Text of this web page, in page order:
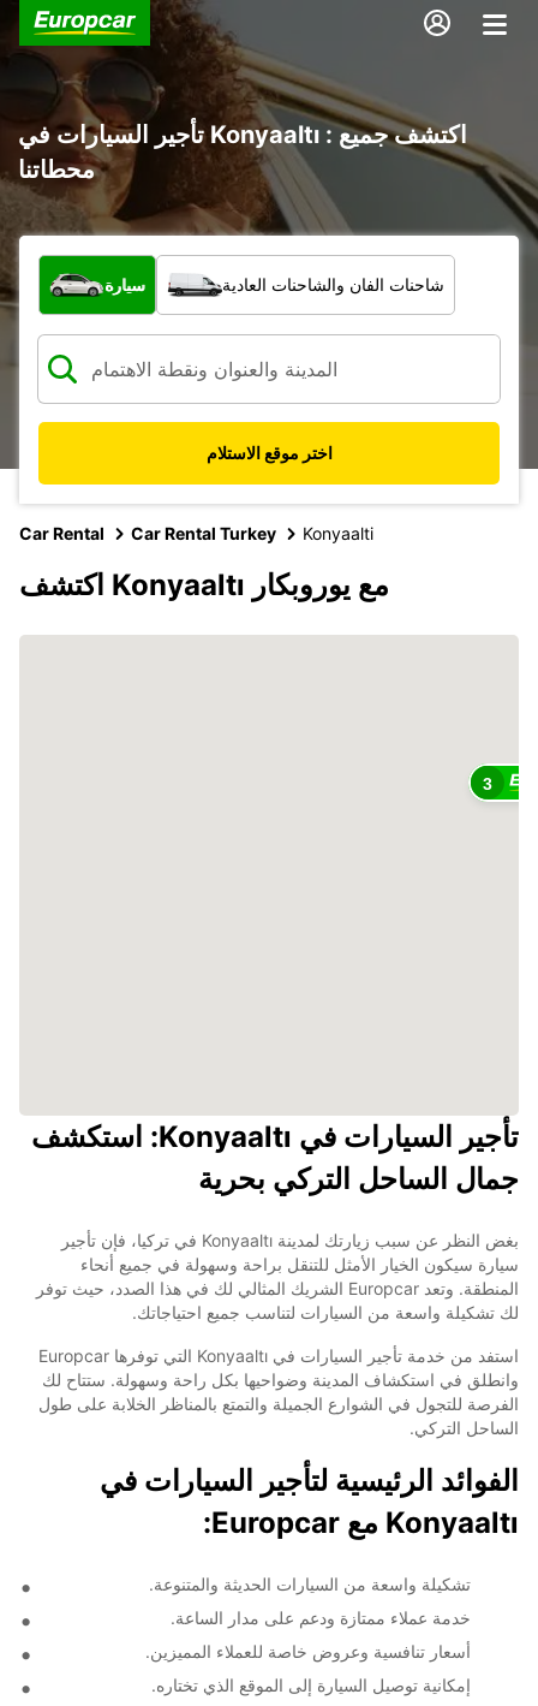
تأجير السيارات في Konyaaltı : اكتشف جميع
محطاتنا
ما نوع المركبة؟
سيارة شاحنات الفان والشاحنات العادية
اختر موقع الاستلام
Car Rental Car Rental Turkey Konyaalti
اكتشف Konyaaltı مع يوروبكار
3
تأجير السيارات في Konyaaltı: استكشف
جمال الساحل التركي بحرية
بغض النظر عن سبب زيارتك لمدينة Konyaaltı في تركيا، فإن تأجير
سيارة سيكون الخيار الأمثل للتنقل براحة وسهولة في جميع أنحاء
المنطقة. وتعد Europcar الشريك المثالي لك في هذا الصدد، حيث توفر
لك تشكيلة واسعة من السيارات لتناسب جميع احتياجاتك.
استفد من خدمة تأجير السيارات في Konyaaltı التي توفرها Europcar
وانطلق في استكشاف المدينة وضواحيها بكل راحة وسهولة. ستتاح لك
الفرصة للتجول في الشوارع الجميلة والتمتع بالمناظر الخلابة على طول
الساحل التركي.
الفوائد الرئيسية لتأجير السيارات في
Konyaaltı مع Europcar:
تشكيلة واسعة من السيارات الحديثة والمتنوعة.
خدمة عملاء ممتازة ودعم على مدار الساعة.
أسعار تنافسية وعروض خاصة للعملاء المميزين.
إمكانية توصيل السيارة إلى الموقع الذي تختاره.